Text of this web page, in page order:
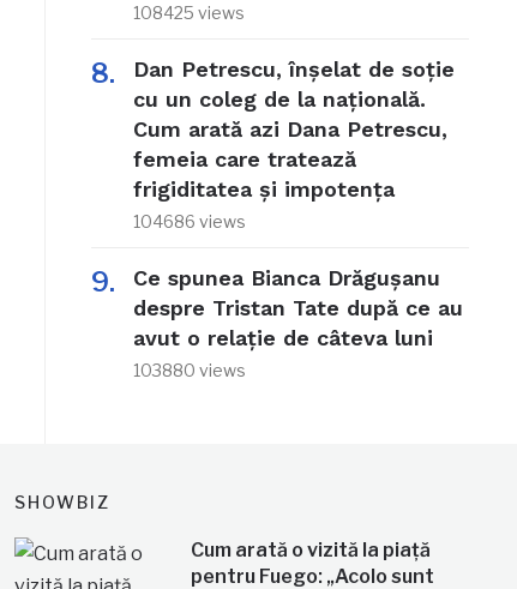
108425 views
Dan Petrescu, înșelat de soție
cu un coleg de la națională.
Cum arată azi Dana Petrescu,
femeia care tratează
frigiditatea și impotența
104686 views
Ce spunea Bianca Drăgușanu
despre Tristan Tate după ce au
avut o relație de câteva luni
103880 views
SHOWBIZ
Cum arată o vizită la piață
pentru Fuego: „Acolo sunt